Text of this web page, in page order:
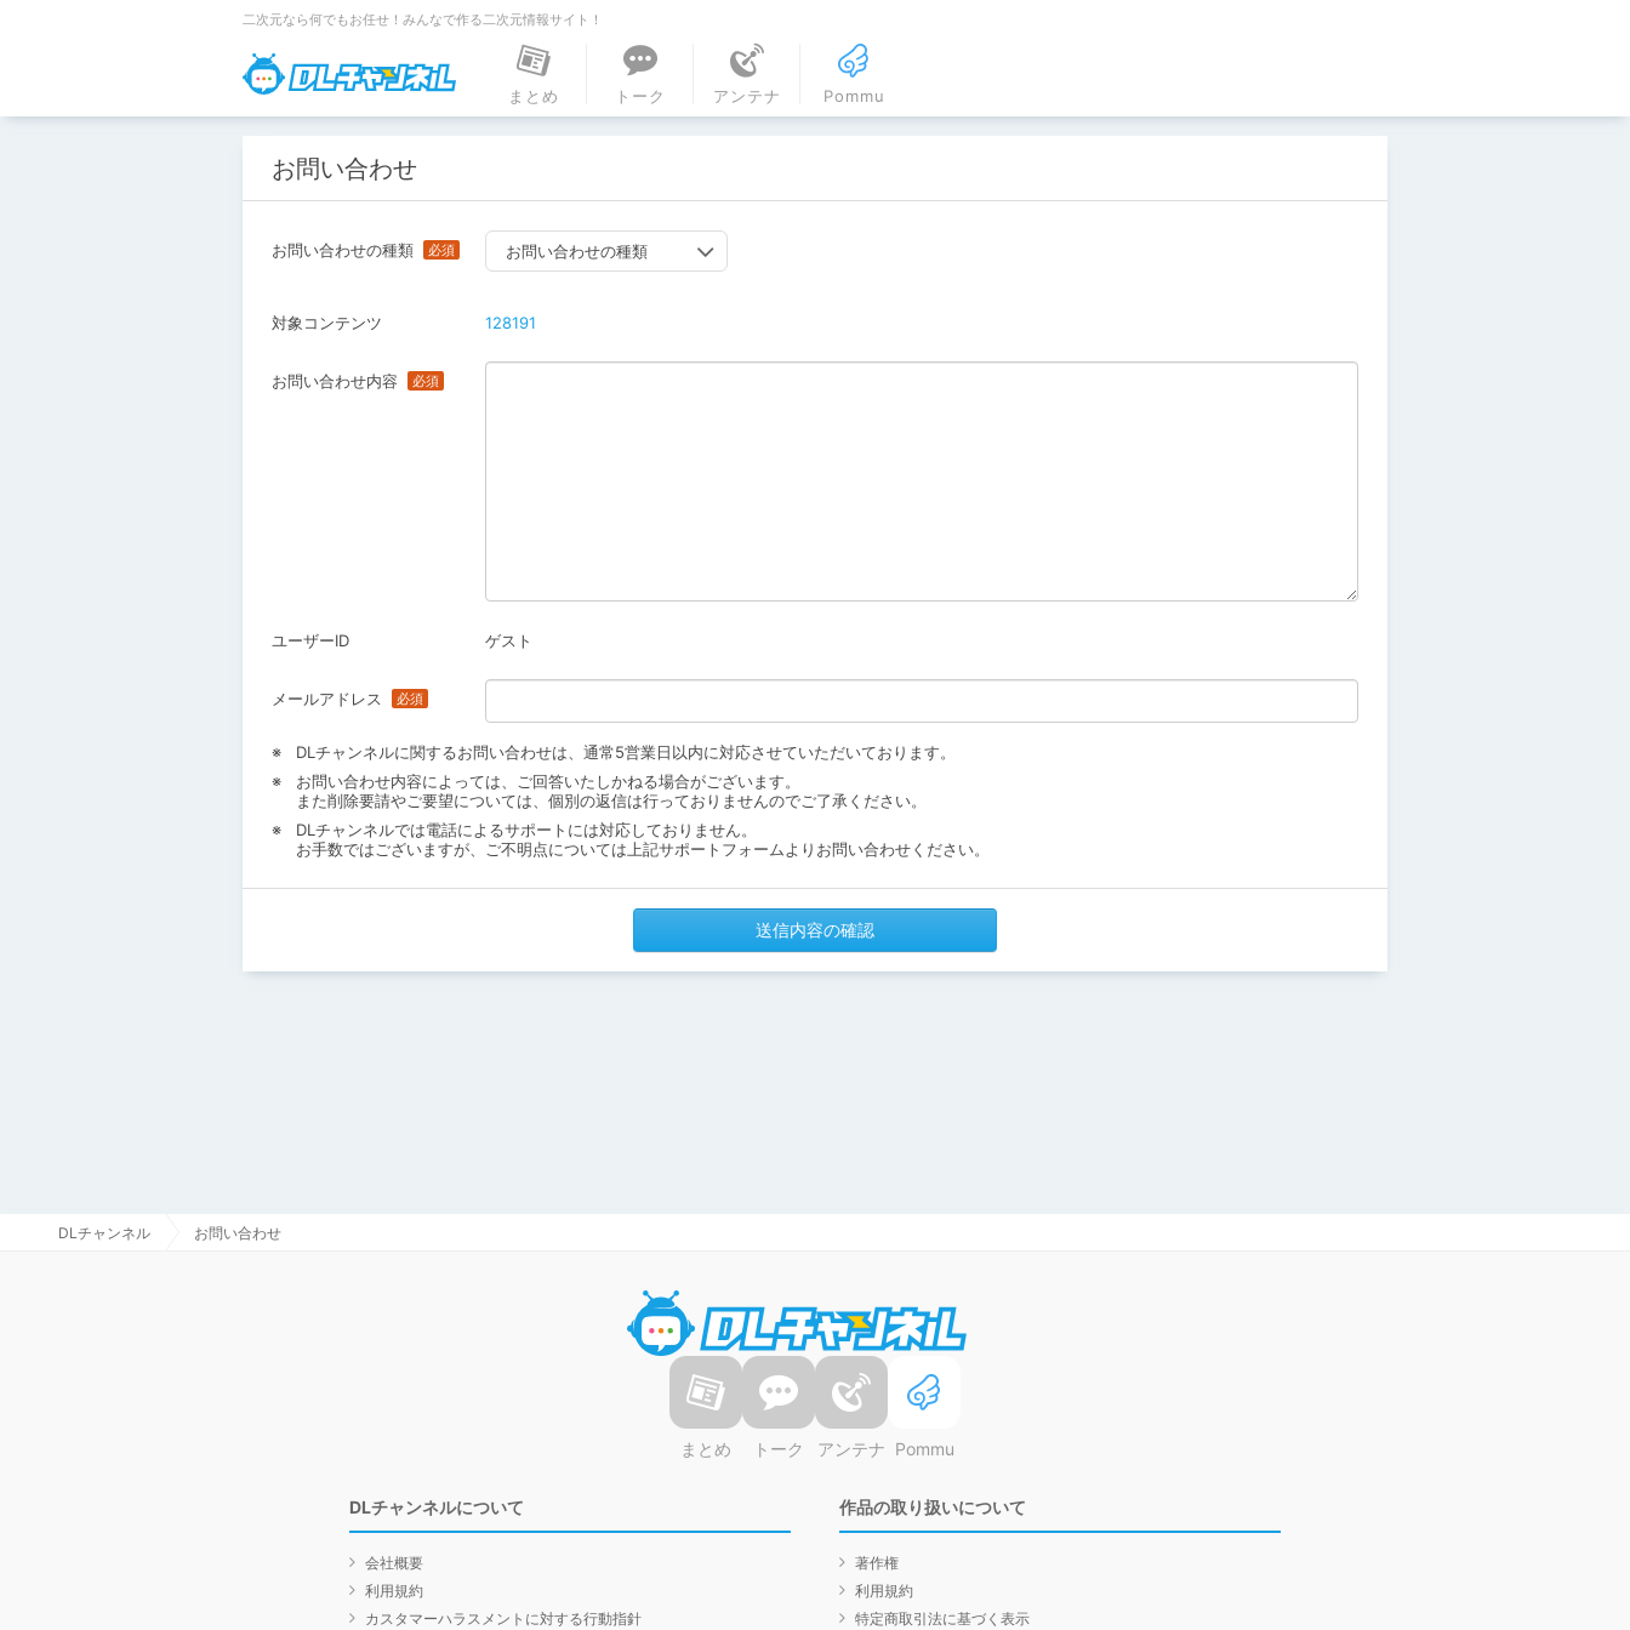
二次元なら何でもお任せ！みんなで作る二次元情報サイト！
DLチャンネル
まとめ
トーク アンテナ Pommu
お問い合わせ
お問い合わせの種類 お問い合わせの種類
対象コンテンツ 128191
お問い合わせ内容
ユーザーID ゲスト
メールアドレス
DLチャンネルに関するお問い合わせは、通常5営業日以内に対応させていただいております。
お問い合わせ内容によっては、ご回答いたしかねる場合がございます。
また削除要請やご要望については、個別の返信は行っておりませんのでご了承ください。
DLチャンネルでは電話によるサポートには対応しておりません。
お手数ではございますが、ご不明点については上記サポートフォームよりお問い合わせください。
送信内容の確認
DLチャンネル お問い合わせ
まとめ トーク アンテナ Pommu
DLチャンネルについて
会社概要
利用規約
カスタマーハラスメントに対する行動指針
作品の取り扱いについて
著作権
利用規約
特定商取引法に基づく表示